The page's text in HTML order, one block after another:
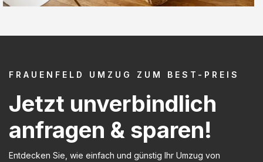
FRAUENFELD UMZUG ZUM BEST-PREIS
Jetzt unverbindlich
anfragen & sparen!
Entdecken Sie, wie einfach und günstig Ihr Umzug von